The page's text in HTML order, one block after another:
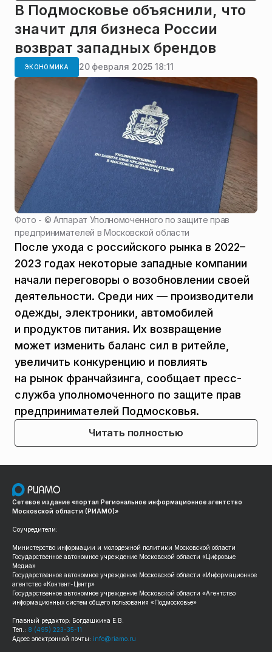
В Подмосковье объяснили, что
значит для бизнеса России
возврат западных брендов
ЭКОНОМИКА 20 февраля 2025 18:11
Фото - ©Аппарат Уполномоченного по защите прав
предпринимателей в Московской области
После ухода с российского рынка в 2022–
2023 годах некоторые западные компании
начали переговоры о возобновлении своей
деятельности. Среди них — производители
одежды, электроники, автомобилей
и продуктов питания. Их возвращение
может изменить баланс сил в ритейле,
увеличить конкуренцию и повлиять
на рынок франчайзинга, сообщает пресс-
служба уполномоченного по защите прав
предпринимателей Подмосковья.
Читать полностью
Сетевое издание «портал Региональное информационное агентство
Московской области (РИАМО)»
Соучредители:
Министерство информации и молодежной политики Московской области
Государственное автономное учреждение Московской области «Цифровые
Медиа»
Государственное автономное учреждение Московской области «Информационное
агентство «Контент-Центр»
Государственное автономное учреждение Московской области «Агентство
информационных систем общего пользования «Подмосковье»
Главный редактор: Богдашкина Е.В.
Тел.: 8 (495) 223-35-11
Адрес электронной почты: info@riamo.ru